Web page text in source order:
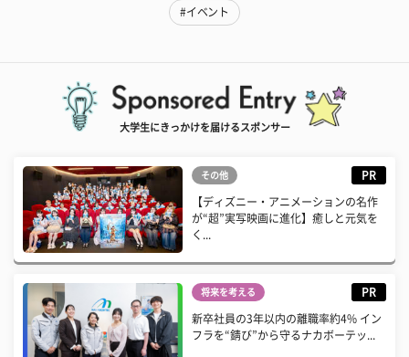
#イベント
大学生にきっかけを届けるスポンサー
その他 PR
【ディズニー・アニメーションの名作
が“超”実写映画に進化】癒しと元気を
く...
将来を考える PR
新卒社員の3年以内の離職率約4% イン
フラを“錆び”から守るナカボーテッ...